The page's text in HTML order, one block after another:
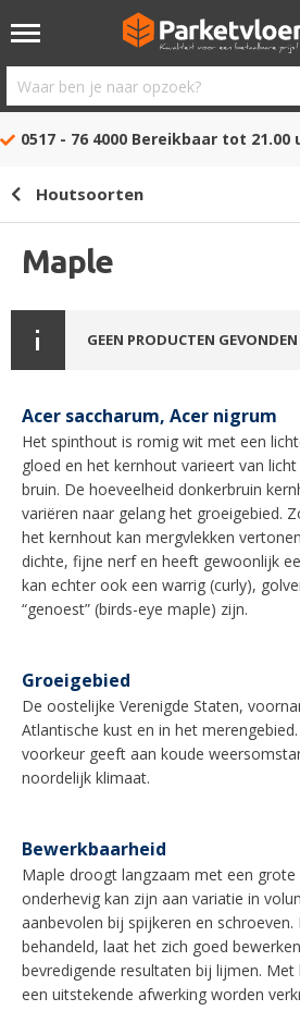
Waar
ben
opzoek?
0517 - 76 4000 Bereikbaar tot 21.00
Houtsoorten
Maple
GEEN PRODUCTEN
Acer saccharum, Acer nigrum
Het spinthout is romig wit met een
gloed en het kernhout varieert van
bruin. De hoeveelheid donkerbruin
variëren naar gelang het groeigebied.
het kernhout kan mergvlekken
dichte, fijne nerf en heeft gewoonlijk
kan echter ook een warrig (curly),
“genoest” (birds-eye maple) zijn.
Groeigebied
De oostelijke Verenigde Staten,
Atlantische kust en in het
voorkeur geeft aan koude
noordelijk klimaat.
Bewerkbaarheid
Maple droogt langzaam met een
onderhevig kan zijn aan variatie in
aanbevolen bij spijkeren en
behandeld, laat het zich goed
bevredigende resultaten bij lijmen.
een uitstekende afwerking worden